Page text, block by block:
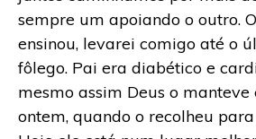
sempre um apoiando o outro.
ensinou, levarei comigo até o
fôlego. Pai era diabético e
mesmo assim Deus o manteve
ontem, quando o recolheu